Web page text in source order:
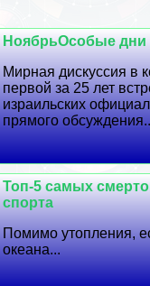
НоябрьОсобые дни
Мирная дискуссия в
первой за 25 лет
израильских
прямого
Топ-5 самых
спорта
Помимо утопления,
океана...